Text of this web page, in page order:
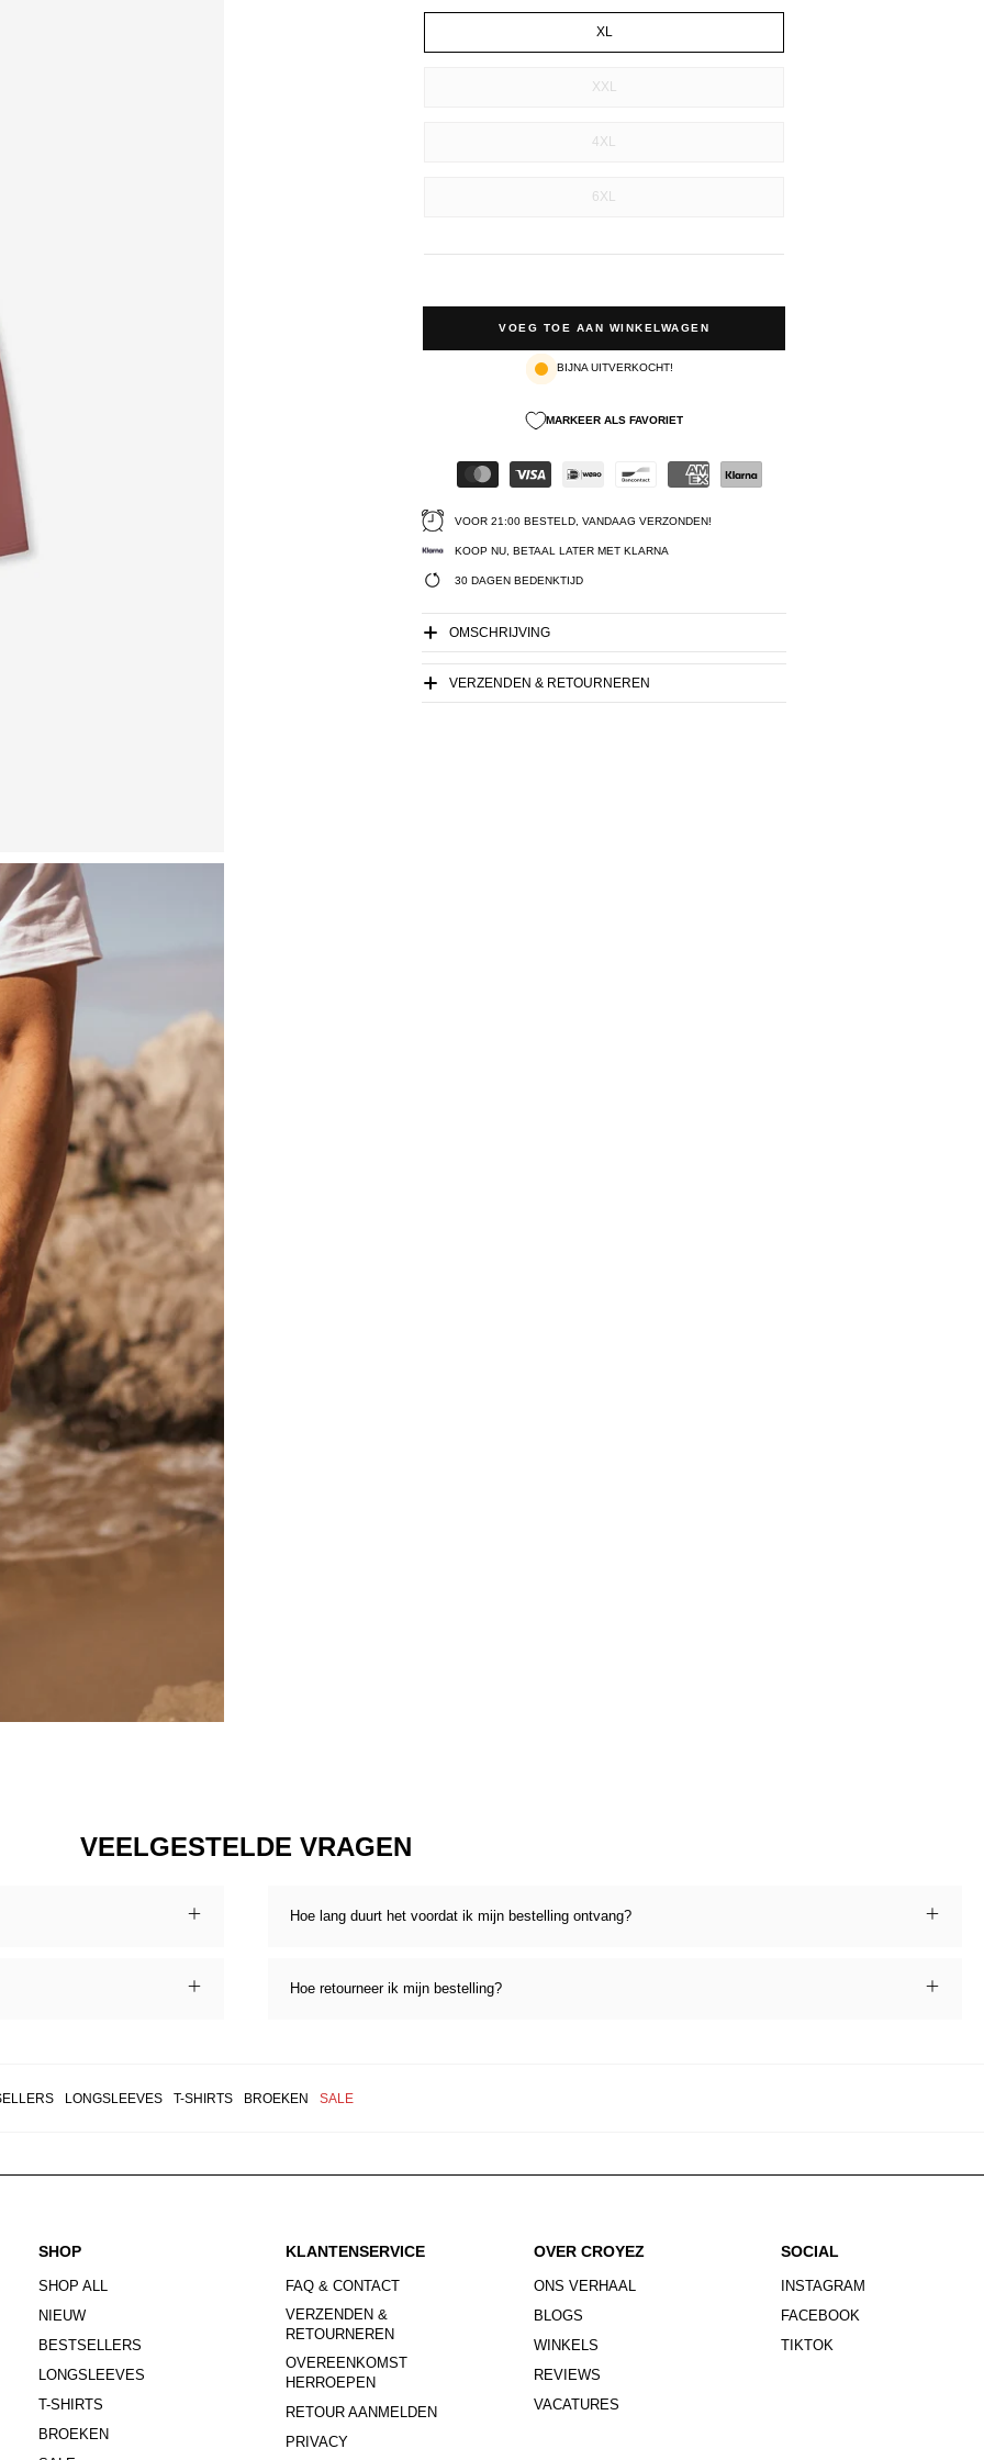
XL
XXL
4XL
6XL
VOEG TOE AAN WINKELWAGEN
BIJNA UITVERKOCHT!
MARKEER ALS FAVORIET
VOOR 21:00 BESTELD, VANDAAG VERZONDEN!
KOOP NU, BETAAL LATER MET KLARNA
30 DAGEN BEDENKTIJD
OMSCHRIJVING
VERZENDEN & RETOURNEREN
VEELGESTELDE VRAGEN
Hoe lang duurt het voordat ik mijn bestelling ontvang?
Hoe retourneer ik mijn bestelling?
LONGSLEEVES T-SHIRTS BROEKEN SALE
SHOP
SHOP ALL
NIEUW
BESTSELLERS
LONGSLEEVES
T-SHIRTS
BROEKEN
KLANTENSERVICE
FAQ & CONTACT
VERZENDEN &
RETOURNEREN
OVEREENKOMST
HERROEPEN
RETOUR AANMELDEN
PRIVACY
OVER CROYEZ
ONS VERHAAL
BLOGS
WINKELS
REVIEWS
VACATURES
SOCIAL
INSTAGRAM
FACEBOOK
TIKTOK